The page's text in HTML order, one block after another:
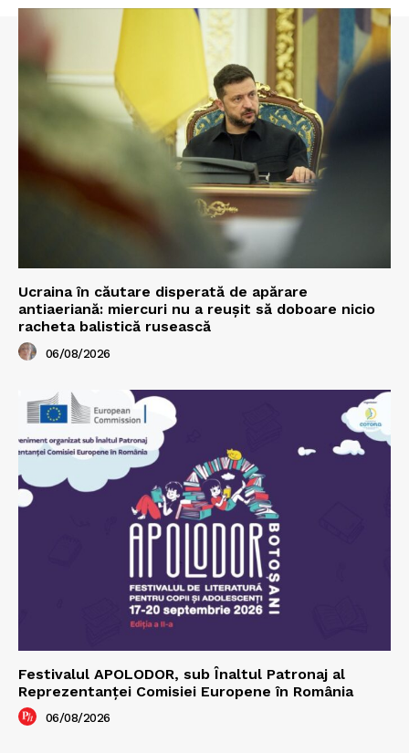
Ucraina în căutare disperată de apărare
antiaeriană: miercuri nu a reușit să doboare nicio
racheta balistică rusească
06/08/2026
Festivalul APOLODOR, sub Înaltul Patronaj al
Reprezentanței Comisiei Europene în România
06/08/2026